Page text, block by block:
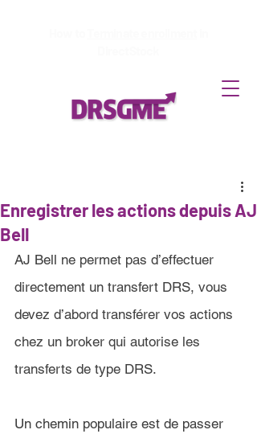
Enregistrer les actions depuis AJ
Bell
AJ Bell ne permet pas d’effectuer
directement un transfert DRS, vous
devez d’abord transférer vos actions
chez un broker qui autorise les
transferts de type DRS.
Un chemin populaire est de passer